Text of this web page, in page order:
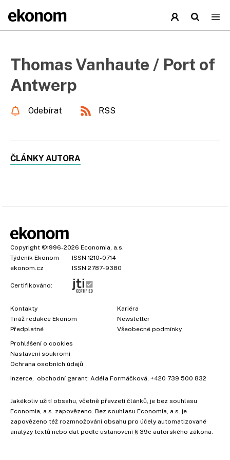
Thomas Vanhaute / Port of
Antwerp
Odebírat RSS
ČLÁNKY AUTORA
Copyright ©1996-2026 Economia, a.s.
Týdeník Ekonom
ISSN 1210-0714
ekonom.cz
ISSN 2787-9380
Certifikováno:
Kontakty
Tiráž redakce Ekonom
Předplatné
Kariéra
Newsletter
Všeobecné podmínky
Prohlášení o cookies
Nastavení soukromí
Ochrana osobních údajů
Inzerce, obchodní garant: Adéla Formáčková, +420 739 500 832
Jakékoliv užití obsahu, včetně převzetí článků, je bez souhlasu
Economia, a.s. zapovězeno. Bez souhlasu Economia, a.s. je
zapovězeno též rozmnožování obsahu pro účely automatizované
analýzy textů nebo dat podle ustanovení § 39c autorského zákona.